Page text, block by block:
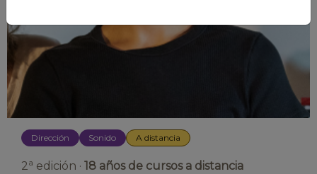
Dirección Sonido A distancia
2 a edición · 18 años de cursos a distancia